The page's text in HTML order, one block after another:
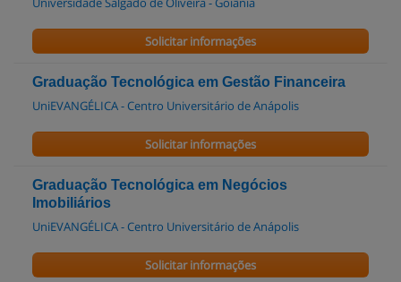
Solicitar informações
Graduação Tecnológica em Gestão Financeira
UniEVANGÉLICA - Centro Universitário de Anápolis
Solicitar informações
Graduação Tecnológica em Negócios
Imobiliários
UniEVANGÉLICA - Centro Universitário de Anápolis
Solicitar informações